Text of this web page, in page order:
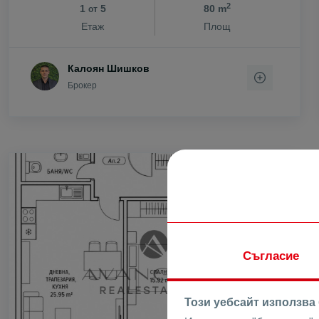
с. Черноземен
1 от5
Етаж
80 m2
Площ
Калоян Шишков
Брокер
Съгласие
Този уебсайт използва